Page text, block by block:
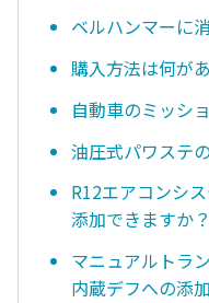
ベルハンマーに
購入方法は何が
自動車のミッシ
油圧式パワステ
R12エアコンシ
添加できますか？
マニュアルトラ
内蔵デフへの添